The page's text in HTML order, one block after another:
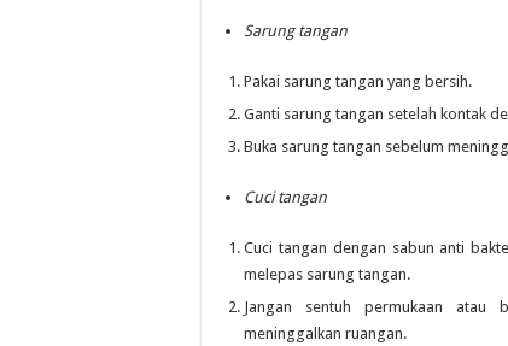
Sarung tangan
Pakai sarung tangan yang bersih.
Ganti sarung tangan setelah kontak
Buka sarung tangan sebelum
Cuci tangan
Cuci tangan dengan sabun anti
melepas sarung tangan.
Jangan sentuh permukaan atau
meninggalkan ruangan.